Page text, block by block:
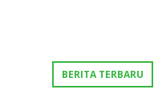
BERITA TERBARU